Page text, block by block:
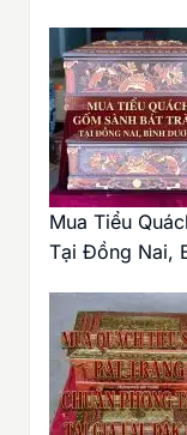
Mua Tiểu
Tại Đồng Nai,